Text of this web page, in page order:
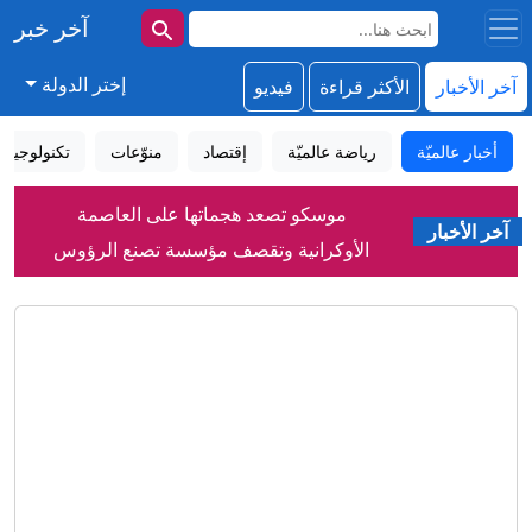
آخر خبر
آخر الأخبار الأكثر قراءة فيديو إختر الدولة
أخبار عالميّة رياضة عالميّة إقتصاد منوّعات تكنولوجيا
آخر الأخبار
موسكو تصعد هجماتها على العاصمة
الأوكرانية وتقصف مؤسسة تصنع الرؤوس
الحربية
البنتاغون تنشر الدفعة الخامسة من ملفات